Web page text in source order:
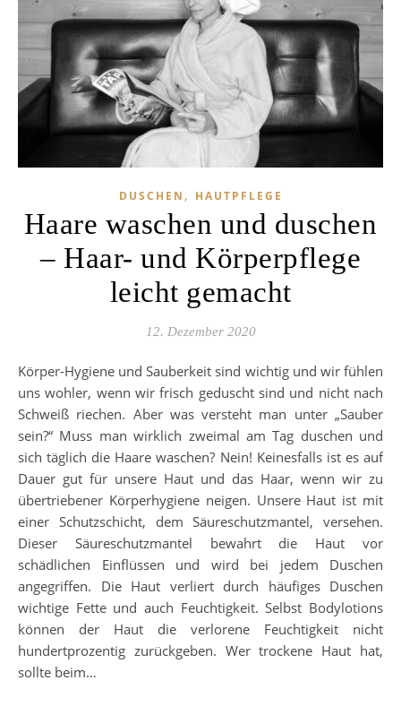
DUSCHEN , HAUTPFLEGE
Haare waschen und duschen
– Haar- und Körperpflege
leicht gemacht
12. Dezember 2020
Körper-Hygiene und Sauberkeit sind wichtig und wir fühlen
uns wohler, wenn wir frisch geduscht sind und nicht nach
Schweiß riechen. Aber was versteht man unter „Sauber
sein?“ Muss man wirklich zweimal am Tag duschen und
sich täglich die Haare waschen? Nein! Keinesfalls ist es auf
Dauer gut für unsere Haut und das Haar, wenn wir zu
übertriebener Körperhygiene neigen. Unsere Haut ist mit
einer Schutzschicht, dem Säureschutzmantel, versehen.
Dieser Säureschutzmantel bewahrt die Haut vor
schädlichen Einflüssen und wird bei jedem Duschen
angegriffen. Die Haut verliert durch häufiges Duschen
wichtige Fette und auch Feuchtigkeit. Selbst Bodylotions
können der Haut die verlorene Feuchtigkeit nicht
hundertprozentig zurückgeben. Wer trockene Haut hat,
sollte beim…